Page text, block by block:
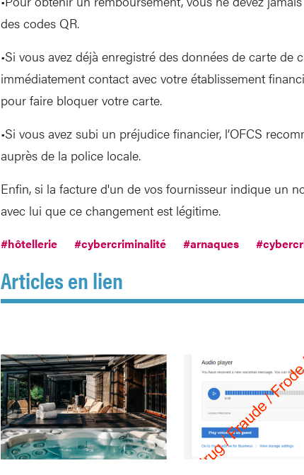
des codes QR.
•Si vous avez déjà enregistré des données de carte de
immédiatement contact avec votre établissement
pour faire bloquer votre carte.
•Si vous avez subi un préjudice financier, l’OFCS
auprès de la police locale.
Enfin, si la facture d'un de vos fournisseur indique un
avec lui que ce changement est légitime.
#hôtellerie #cybercriminalité #arnaques
Articles en lien